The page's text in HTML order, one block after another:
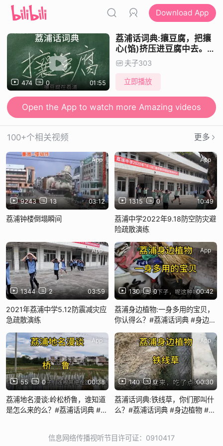
Download App
474 0 01:55
荔浦话词典:攘豆腐，把攘
心(馅)挤压进豆腐中去。#
荔浦话词典 #攘豆腐 #豆腐
#荔浦美食
夫子303
立即播放
Open the App to watch more Amazing videos
100+个相关视频 更多
9243 13 03:12
App
荔浦钟楼倒塌瞬间
1315 0 10:49
App
荔浦中学2022年9.18防空防灾避
险疏散演练
1344 2 03:59
App
2021年荔浦中学5.12防震减灾应
急疏散演练
130 0 00:42
App
荔浦身边植物:一身多用的宝贝，
你认得么？#荔浦话词典 #身边植
55 0 00:38
App
荔浦地名漫谈:岭松桥鲁，谁知道
是怎么来的么？#荔浦话词典 #地
140 0 00:30
App
荔浦话词典:铁线草，你们那叫什
么？#荔浦话词典 #身边植物 #铁
信息网络传播视听节目许可证：0910417